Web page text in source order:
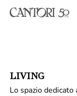
LIVING
Lo spazio dedicato